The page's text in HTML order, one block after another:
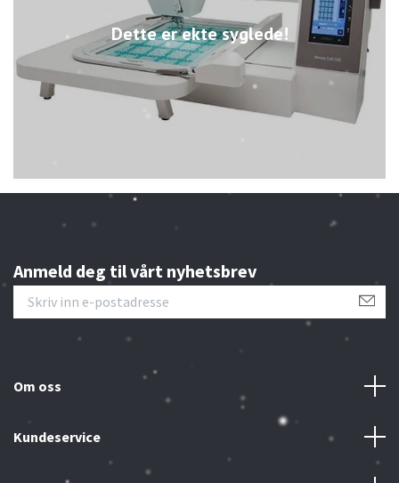
Dette er ekte syglede!
Anmeld deg til vårt nyhetsbrev
Om oss
Kundeservice